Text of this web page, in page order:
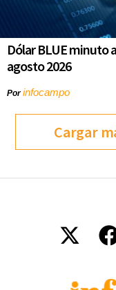
Dólar BLUE minuto
agosto 2026
Porinfocampo
Cargar